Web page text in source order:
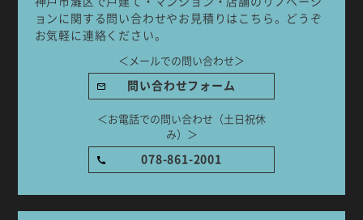
ョンに関する問い合わせやお見積りはこちら。どうぞ
お気軽に連絡ください。
＜メールでの問い合わせ＞
問い合わせフォーム
＜お電話での問い合わせ（土日祝休
み）＞
078-861-2001
Works
Team
Recruit
ご相談はこちらから